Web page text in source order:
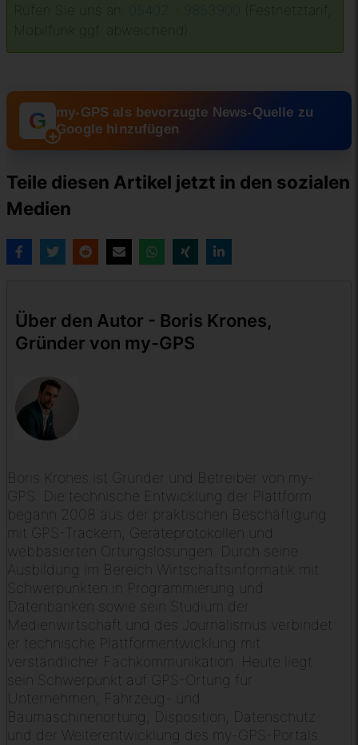
Rufen Sie uns an:
05402 - 9853900
(Festnetztarif,
Mobilfunk ggf. abweichend).
G
+
my-GPS als bevorzugte News-Quelle zu
Google hinzufügen
Teile diesen Artikel jetzt in den sozialen
Medien
Über den Autor - Boris Krones,
Gründer von my-GPS
Boris Krones ist Gründer und Betreiber von my-
GPS. Die technische Entwicklung der Plattform
begann 2008 aus der praktischen Beschäftigung
mit GPS-Trackern, Geräteprotokollen und
webbasierten Ortungslösungen. Durch seine
Ausbildung im Bereich Wirtschaftsinformatik mit
Schwerpunkten in Programmierung und
Datenbanken sowie sein Studium der
Medienwirtschaft und des Journalismus verbindet
er technische Plattformentwicklung mit
verständlicher Fachkommunikation. Heute liegt
sein Schwerpunkt auf GPS-Ortung für
Unternehmen, Fahrzeug- und
Baumaschinenortung, Disposition, Datenschutz
und der Weiterentwicklung des my-GPS-Portals.